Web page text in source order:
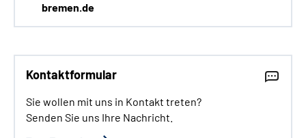
bremen.de
Kontaktformular
Sie wollen mit uns in Kontakt treten?
Senden Sie uns Ihre Nachricht.